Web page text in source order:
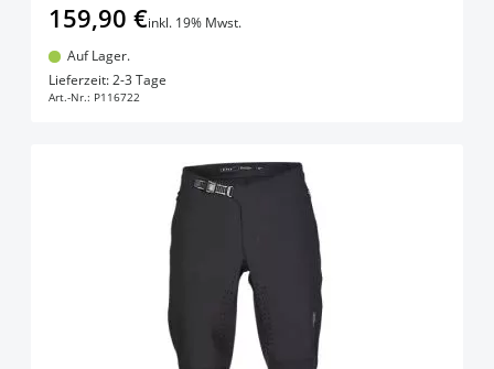
159,90 €inkl. 19% Mwst.
Auf Lager.
Lieferzeit: 2-3 Tage
Art.-Nr.: P116722